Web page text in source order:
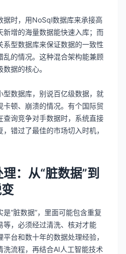
据时，用NoSql数据库来承接高
新增的海量数据能快速入库；而
型数据库来保证数据的一致性
乱的情况。这种混合架构能兼顾
据的核心。
型数据库，别说百亿级数据，就
顿、崩溃的情况。有个国际贸
查询竞争对手数据时，系统直接
错过了最佳的市场切入时机，
：从“脏数据”到
“脏数据”，里面可能包含重复
等，必须经过清洗、核对才能
台和数十年的数据处理经验，
流程，再结合AI人工智能技术